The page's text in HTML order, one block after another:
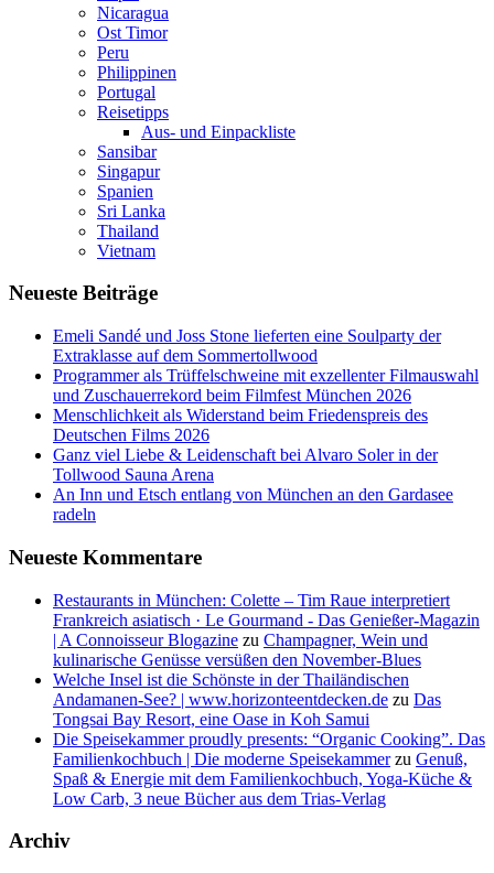
Nicaragua
Ost Timor
Peru
Philippinen
Portugal
Reisetipps
Aus- und Einpackliste
Sansibar
Singapur
Spanien
Sri Lanka
Thailand
Vietnam
Neueste Beiträge
Emeli Sandé und Joss Stone lieferten eine Soulparty der
Extraklasse auf dem Sommertollwood
Programmer als Trüffelschweine mit exzellenter Filmauswahl
und Zuschauerrekord beim Filmfest München 2026
Menschlichkeit als Widerstand beim Friedenspreis des
Deutschen Films 2026
Ganz viel Liebe & Leidenschaft bei Alvaro Soler in der
Tollwood Sauna Arena
An Inn und Etsch entlang von München an den Gardasee
radeln
Neueste Kommentare
Restaurants in München: Colette – Tim Raue interpretiert
Frankreich asiatisch · Le Gourmand - Das Genießer-Magazin
| A Connoisseur Blogazine zu Champagner, Wein und
kulinarische Genüsse versüßen den November-Blues
Welche Insel ist die Schönste in der Thailändischen
Andamanen-See? | www.horizonteentdecken.de zu Das
Tongsai Bay Resort, eine Oase in Koh Samui
Die Speisekammer proudly presents: “Organic Cooking”. Das
Familienkochbuch | Die moderne Speisekammerzu Genuß,
Spaß & Energie mit dem Familienkochbuch, Yoga-Küche &
Low Carb, 3 neue Bücher aus dem Trias-Verlag
Archiv